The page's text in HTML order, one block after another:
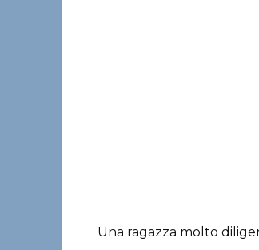
Una ragazza molto